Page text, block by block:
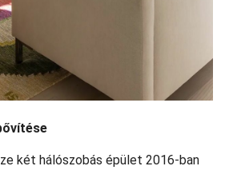
két hálószobás épület 2016-ban